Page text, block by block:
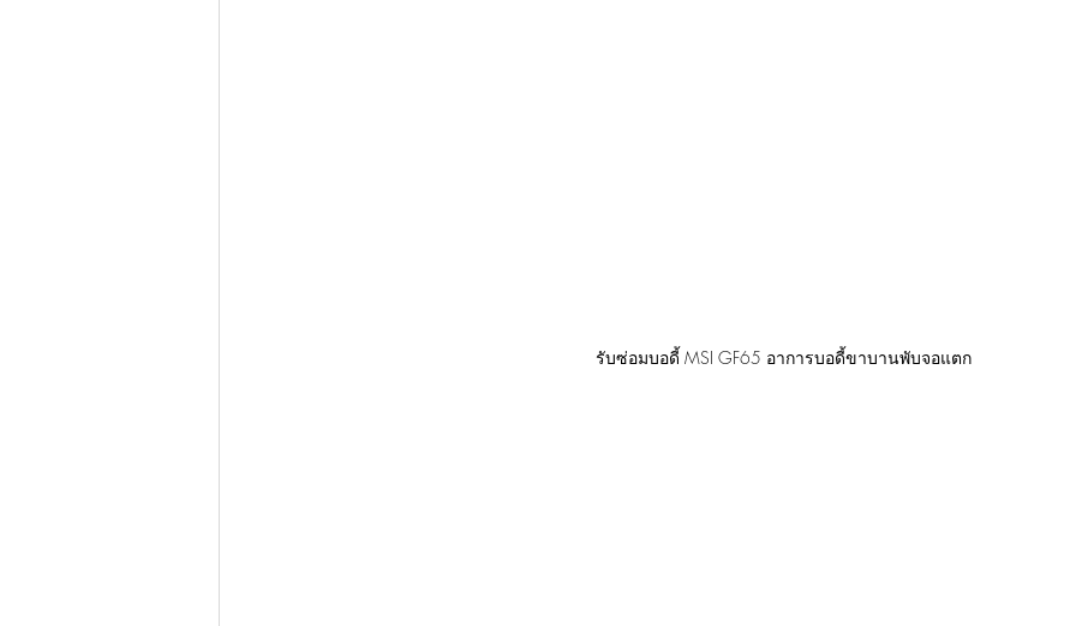
รับซ่อมบอดี้ MSI GF65 อาการบอดี้ขาบานพับจอแตก